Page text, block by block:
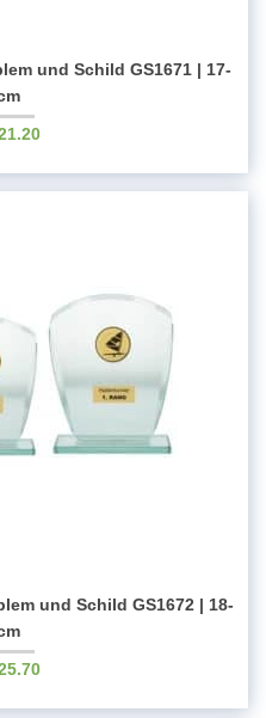
und Schild GS1671 | 17-
und Schild GS1672 | 18-